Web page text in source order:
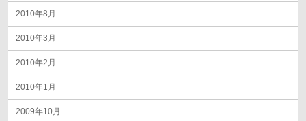
2010年8月
2010年3月
2010年2月
2010年1月
2009年10月